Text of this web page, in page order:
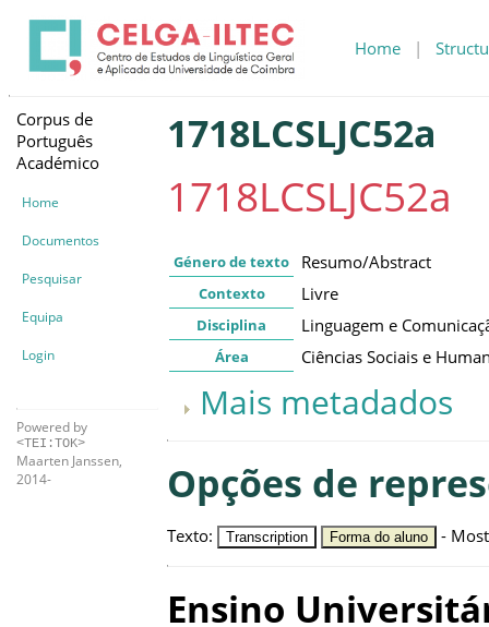
Home |
Corpus de
Português
Académico
Home
Documentos
Pesquisar
Equipa
Login
Powered by
<TEI:TOK>
Maarten Janssen,
2014-
1718LCSLJC52a
1718LCSLJC52a
Género de texto Resumo/Abstract
Contexto Livre
Disciplina Linguagem e
Área Ciências Sociais e
Mais metadados
Opções de
Texto: Transcription Forma do aluno -
Ensino